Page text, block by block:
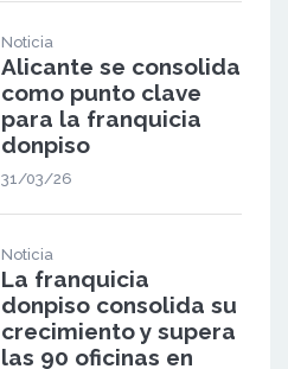
Noticia
Alicante se consolida
como punto clave
para la franquicia
donpiso
31/03/26
Noticia
La franquicia
donpiso consolida su
crecimiento y supera
las 90 oficinas en